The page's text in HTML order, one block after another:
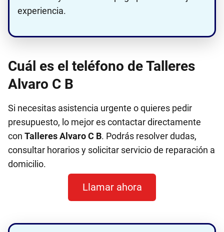
experiencia.
Cuál es el teléfono de Talleres
Alvaro C B
Si necesitas asistencia urgente o quieres pedir
presupuesto, lo mejor es contactar directamente
con Talleres Alvaro C B. Podrás resolver dudas,
consultar horarios y solicitar servicio de reparación a
domicilio.
Llamar ahora